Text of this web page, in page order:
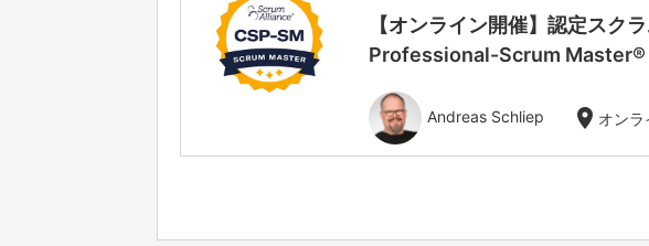
【オンライン開催】認定ス
Professional-Scrum
Andreas Schliep location_on オンラ